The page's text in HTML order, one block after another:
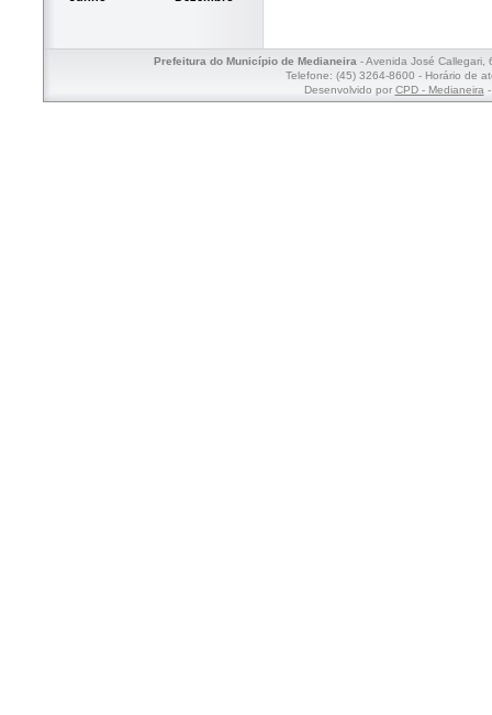
Prefeitura do Município de Medianeira- Avenida José Callegari,
Telefone: (45) 3264-8600 - Horário de
Desenvolvido por CPD - Medianeira-